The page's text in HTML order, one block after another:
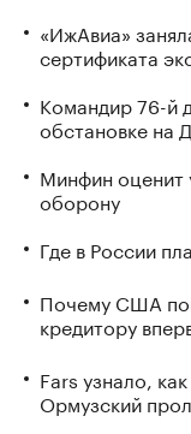
«ИжАвиа»
сертификата
Командир 76-й
обстановке на
Минфин оценит
оборону
Где в России
Почему США
кредитору
Fars узнало,
Ормузский